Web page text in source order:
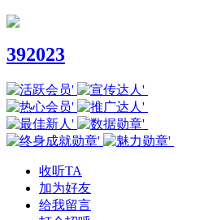
392023
收听TA
加为好友
给我留言